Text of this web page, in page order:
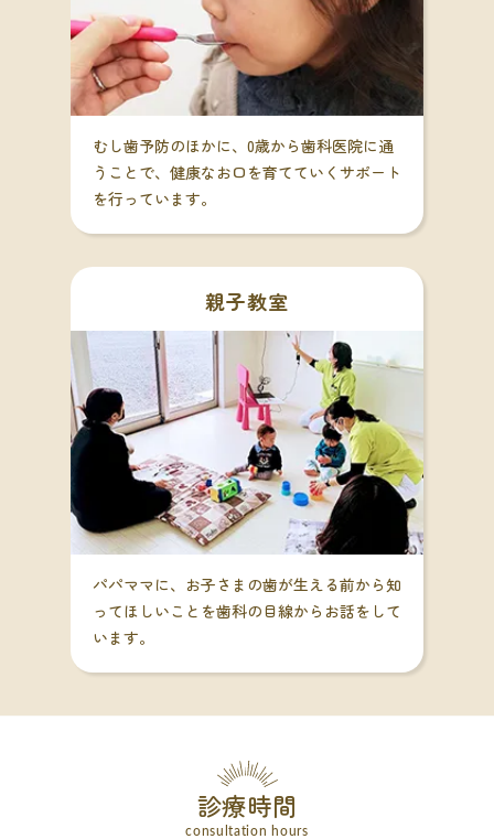
むし歯予防のほかに、0歳から歯科医院に通
うことで、健康なお口を育てていくサポート
を行っています。
親子教室
パパママに、お子さまの歯が生える前から知
ってほしいことを歯科の目線からお話をして
います。
診療時間
consultation hours